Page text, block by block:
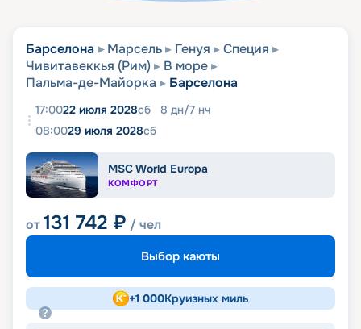
Барселона Марсель Генуя
Специя
Чивитавеккья (Рим)
В море
Пальма-де-Майорка
Барселона
17:0022 июля 2028сб 8 дн/7 нч
08:0029 июля 2028сб
MSC World Europa
КОМФОРТ
от131 742 ₽ / чел
Выбор каюты
+1 000Круизных миль